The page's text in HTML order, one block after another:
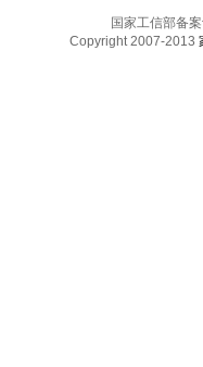
国家工信部备
Copyright 2007-2013